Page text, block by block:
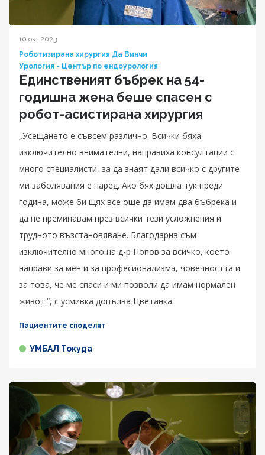
10 окт 2023
Роботизирана хирургия Да Винчи
Урология - Център по ендоурология
Единственият бъбрек на 54-
годишна жена беше спасен с
робот-асистирана хирургия
„Усещането е съвсем различно. Всички бяха
изключително внимателни, направиха консултации с
много специалисти, за да знаят дали всичко с другите
ми заболявания е наред. Ако бях дошла тук преди
година, може би щях все още да имам два бъбрека и
да не преминавам през всички тези усложнения и
трудното възстановяване. Благодарна съм
изключително много на д-р Попов за всичко, което
направи за мен и за професионализма, човечността и
за това, че ме спаси и ми позволи да имам нормален
живот.“, с усмивка допълва Цветанка.
Пациентите споделят
УМБАЛ Токуда